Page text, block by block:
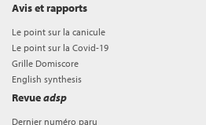
Avis et rapports
Le point sur la canicule
Le point sur la Covid-19
Grille Domiscore
English synthesis
Revueadsp
Dernier numéro paru